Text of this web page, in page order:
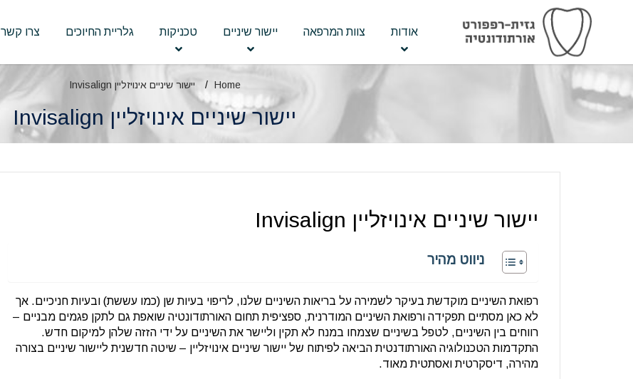
אודות צוות המרפאה יישור שיניים טכניקות גלריית החיוכים צרו קשר
Home יישור שיניים אינויזליין Invisalign
יישור שיניים אינויזליין Invisalign
יישור שיניים אינויזליין Invisalign
ניווט מהיר
רפואת השיניים מוקדשת בעיקר לשמירה על בריאות השיניים שלנו, לריפוי בעיות שן (כמו עששת) ובעיות חניכיים. אך
לא כאן מסתיים תפקידה ורפואת השיניים המודרנית, ספציפית תחום האורתודונטיה שואפת גם לתקן פגמים מבניים –
רווחים בין השיניים, לטפל בשיניים שצמחו במנח לא תקין וליישר את השיניים על ידי הזזה שלהן למיקום חדש.
התקדמות הטכנולוגיה האורתודנטית הביאה לפיתוח של יישור שיניים אינויזליין – שיטה חדשנית ליישור שיניים בצורה
מהירה, דיסקרטית ואסתטית מאוד.